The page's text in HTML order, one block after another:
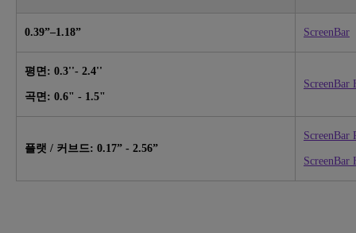
0.39”–1.18” ScreenBar
평면: 0.3''- 2.4''
곡면: 0.6" - 1.5"
ScreenBar
플랫 / 커브드: 0.17” - 2.56”
ScreenBar
ScreenBar